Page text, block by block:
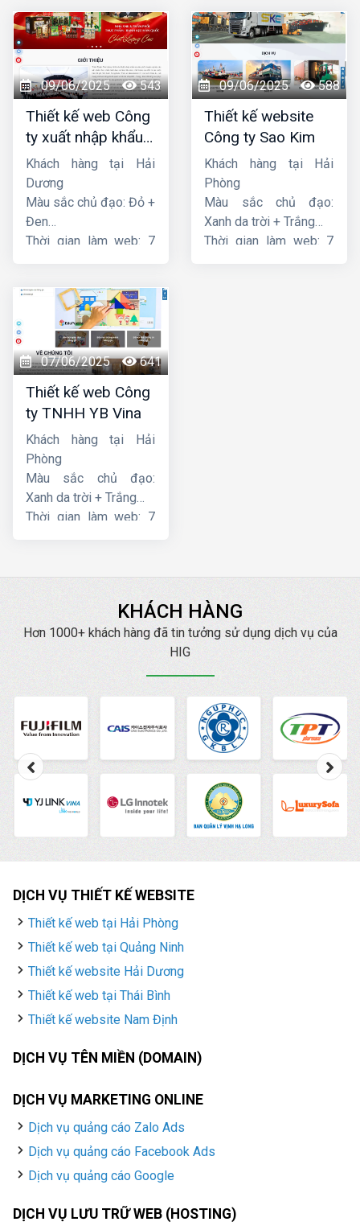
09/06/2025 543
Thiết kế web Công
ty xuất nhập khẩu
Thiên Thuận Phát
Khách hàng tại Hải
Dương
Màu sắc chủ đạo: Đỏ +
Đen
Thời gian làm web: 7
09/06/2025 588
Thiết kế website
Công ty Sao Kim
Khách hàng tại Hải
Phòng
Màu sắc chủ đạo:
Xanh da trời + Trắng
Thời gian làm web: 7
07/06/2025 641
Thiết kế web Công
ty TNHH YB Vina
Khách hàng tại Hải
Phòng
Màu sắc chủ đạo:
Xanh da trời + Trắng
Thời gian làm web: 7
KHÁCH HÀNG
Hơn 1000+ khách hàng đã tin tưởng sử dụng dịch vụ của
HIG
DỊCH VỤ THIẾT KẾ WEBSITE
Thiết kế web tại Hải Phòng
Thiết kế web tại Quảng Ninh
Thiết kế website Hải Dương
Thiết kế web tại Thái Bình
Thiết kế website Nam Định
DỊCH VỤ TÊN MIỀN (DOMAIN)
DỊCH VỤ MARKETING ONLINE
Dịch vụ quảng cáo Zalo Ads
Dịch vụ quảng cáo Facebook Ads
Dịch vụ quảng cáo Google
DỊCH VỤ LƯU TRỮ WEB (HOSTING)